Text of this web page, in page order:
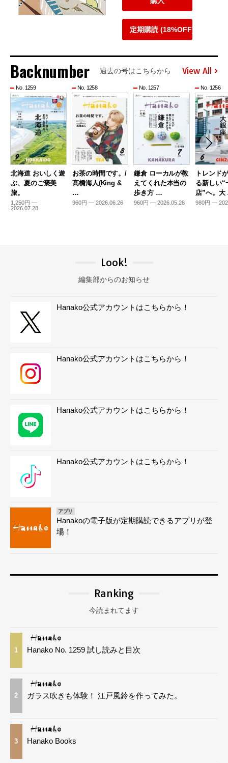
定期購読 (18%OFF)
Backnumber 過去の号はこちらから View All
No. 1259
北海道 おいしく遊
ぶ、夏のご褒美
旅。
1,250円 —
2026.07.28
No. 1258
お茶の時間です。/
髙橋海人(King &
…
960円 — 2026.06.26
No. 1257
鎌倉 ローカルが教
えてくれた本当の
歩き方 …
960円 — 2026.05.28
No. 1256
トレンド
る新しい“
店”へ。
980円 —
Look!
編集部からのお知らせ
Hanako公式アカウントはこちらから！
Hanako公式アカウントはこちらから！
Hanako公式アカウントはこちらから！
Hanako公式アカウントはこちらから！
アプリ
Hanakoの電子版が定期購読できるアプリが登
場！
Ranking
今読まれてます
1 Hanako No. 1259 試し読みと目次
2 ガラス吹きも体験！ 江戸風鈴を作ってみた。
3 Hanako Books